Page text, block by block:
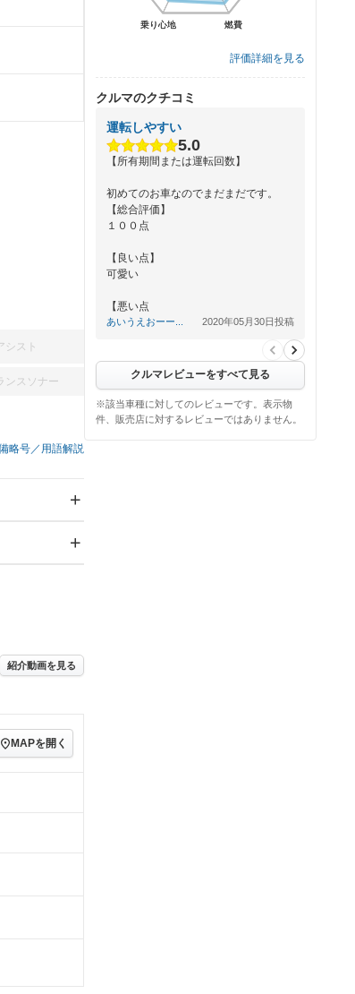
シスト
ンスソナー
略号／用語解説
デフロック
備略号／用語解説
ン
ート
紹介動画を見る
MAPを開く
燃費
乗り心地 燃費
乗り心地
評価詳細を見る
クルマのクチコミ
運転しやすい
5.0
【所有期間または運転回数】
初めてのお車なのでまだまだです。
【総合評価】
１００点
【良い点】
可愛い
【悪い点
ない
あいうえおーー... 2020年05月30日投稿
クルマレビューをすべて見る
※該当車種に対してのレビューです。表示物
件、販売店に対するレビューではありません。